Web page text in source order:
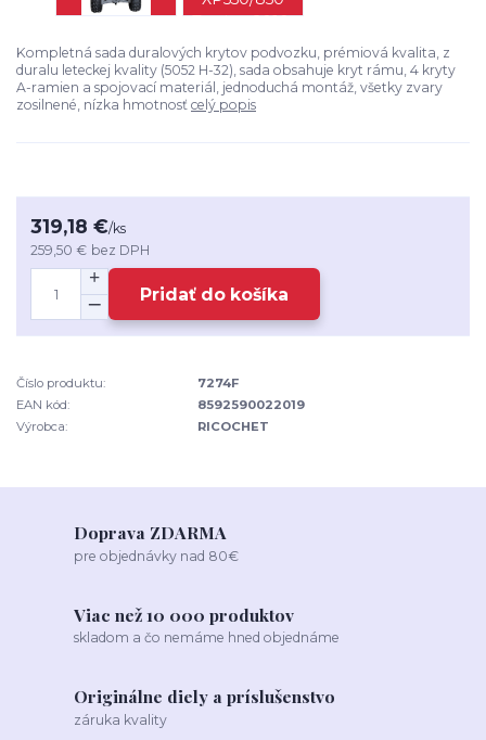
Kompletná sada duralových krytov podvozku, prémiová kvalita, z
duralu leteckej kvality (5052 H-32), sada obsahuje kryt rámu, 4 kryty
A-ramien a spojovací materiál, jednoduchá montáž, všetky zvary
zosilnené, nízka hmotnosť celý popis
319,18 €/ks
259,50 € bez DPH
Pridať do košíka
Číslo produktu:
7274F
EAN kód:
8592590022019
Výrobca:
RICOCHET
Doprava ZDARMA
pre objednávky nad 80€
Viac než 10 000 produktov
skladom a čo nemáme hned objednáme
Originálne diely a príslušenstvo
záruka kvality